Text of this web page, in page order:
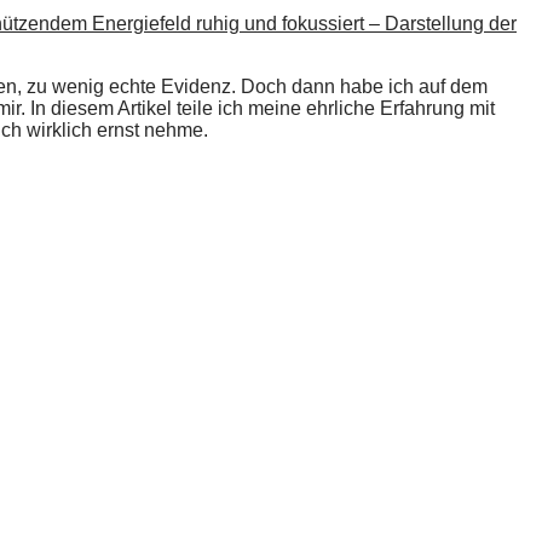
zu wenig echte Evidenz. Doch dann habe ich auf dem
In diesem Artikel teile ich meine ehrliche Erfahrung mit
wirklich ernst nehme.